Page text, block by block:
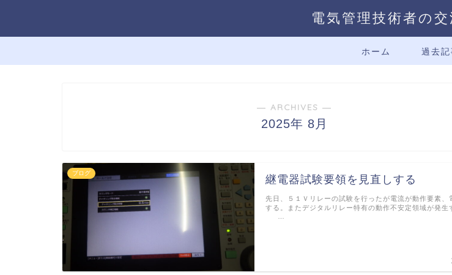
電気管理技術者の交
ホーム 過去記
― ARCHIVES ―
2025年 8月
ブログ
継電器試験要領を見直しする
先日、５１Ｖリレーの試験を行ったが電流が動作要素、
する。またデジタルリレー特有の動作不安定領